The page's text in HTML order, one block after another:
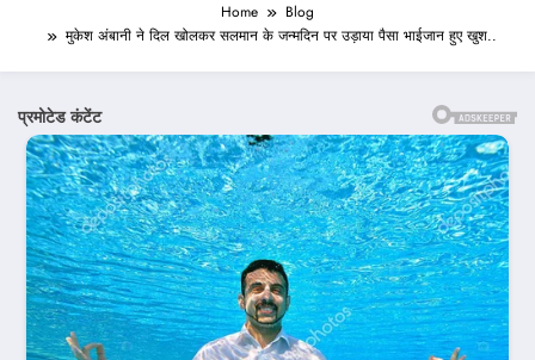
Home
Blog
मुकेश अंबानी ने दिल खोलकर सलमान के जन्मदिन पर उड़ाया पैसा भाईजान हुए खुश..